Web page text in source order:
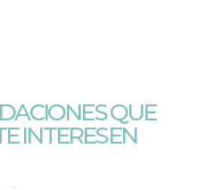
QUE
INTERESEN